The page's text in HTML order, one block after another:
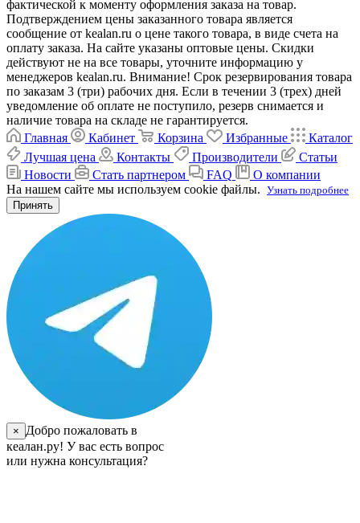
фактической к моменту оформления заказа на товар.
Подтверждением цены заказанного товара является
сообщение от kealan.ru о цене такого товара, в виде счета на
оплату заказа. На сайте указаны оптовые цены. Скидки
действуют не на все товары, уточните информацию у
менеджеров kealan.ru. Внимание! Срок резервирования товара
по заказам 3 (три) рабочих дня. Если в течении 3 (трех) дней
уведомление об оплате не поступило, резерв снимается и
наличие товара на складе не гарантируется.
Главная
Кабинет Корзина Избранные
Каталог
Лучшая цена
Контакты Производители
Статьи
Новости
Стать партнером FAQ
О компании
На нашем сайте мы используем cookie файлы. Узнать подробнее
Принять
×
Добро пожаловать в
кеалан.ру! У вас есть вопрос
или нужна консультация?